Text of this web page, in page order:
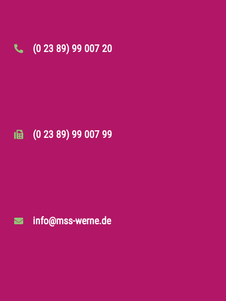
(0 23 89) 99 007 20
(0 23 89) 99 007 99
info@mss-werne.de